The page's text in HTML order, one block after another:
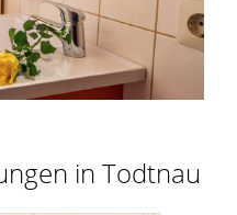
in Todtnau